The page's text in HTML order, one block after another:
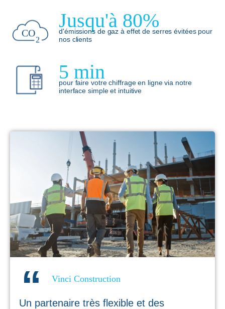
Jusqu'à 80%
d'émissions de gaz à effet de serres évitées pour
nos clients
5 min
pour faire votre chiffrage en ligne via notre
interface simple et intuitive
Vinci Construction
Un partenaire très flexible et des